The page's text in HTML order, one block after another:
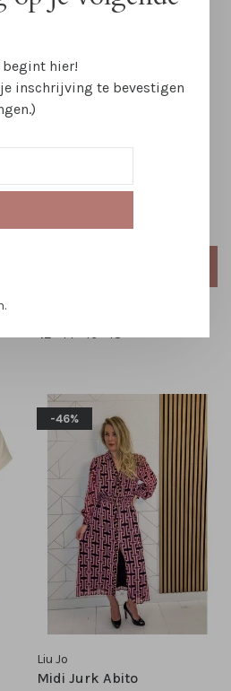
Silvian Heach
Poule
42 44 46 48
-46%
Liu Jo
Midi Jurk Abito
hier!
je inschrijving te bevestigen